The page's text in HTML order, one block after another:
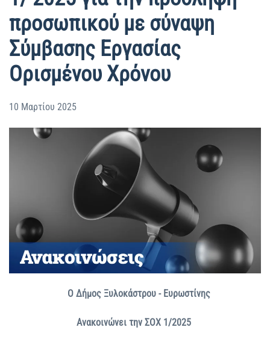
προσωπικού με σύναψη
Σύμβασης Εργασίας
Ορισμένου Χρόνου
10 Μαρτίου 2025
Ο Δήμος Ξυλοκάστρου - Ευρωστίνης
Ανακοινώνει την ΣΟΧ 1/2025